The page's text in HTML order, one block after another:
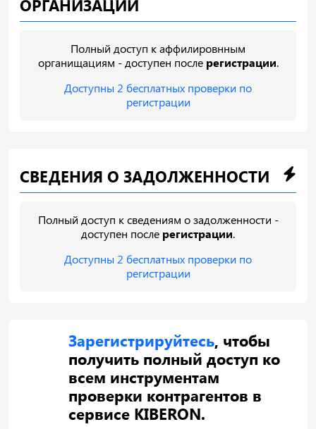
ОРГАНИЗАЦИИ
Полный доступ к аффилировнным
органищациям - доступен после регистрации.
Доступны 2 бесплатных проверки по
регистрации
СВЕДЕНИЯ О ЗАДОЛЖЕННОСТИ
Полный доступ к сведениям о задолженности -
доступен после регистрации.
Доступны 2 бесплатных проверки по
регистрации
Зарегистрируйтесь, чтобы
получить полный доступ ко
всем инструментам
проверки контрагентов в
сервисе KIBERON.